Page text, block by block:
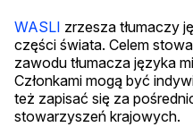
WASLI zrzesza tłumaczy
części świata. Celem
zawodu tłumacza języka
Członkami mogą być
też zapisać się za
stowarzyszeń krajowych.